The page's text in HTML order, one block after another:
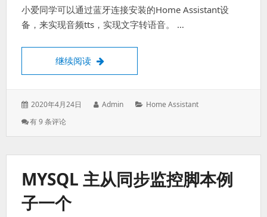
频）
IR（红
小爱同学可以通过蓝牙连接安装的Home Assistant设
备，来实现音频tts，实现文字转语音。 …
继续阅读 Home Assistant 小爱同学tts极简方案，无
发
于：
2020年4月24日
作
Admin
分
Home Assistant
Home
爱
学
Tts
极
简
有 9 条评论
MYSQL 主从同步监控脚本例
子一个